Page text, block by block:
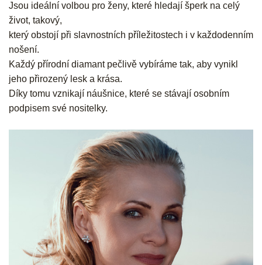
Jsou ideální volbou pro ženy, které hledají šperk na celý
život, takový,
který obstojí při slavnostních příležitostech i v každodenním
nošení.
Každý přírodní diamant pečlivě vybíráme tak, aby vynikl
jeho přirozený lesk a krása.
Díky tomu vznikají náušnice, které se stávají osobním
podpisem své nositelky.